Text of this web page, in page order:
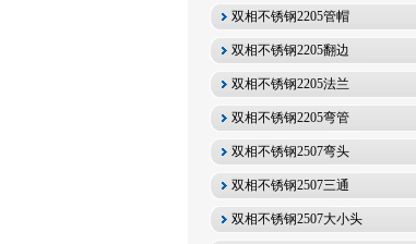
双相不锈钢2205管帽
双相不锈钢2205翻边
双相不锈钢2205法兰
双相不锈钢2205弯管
双相不锈钢2507弯头
双相不锈钢2507三通
双相不锈钢2507大小头